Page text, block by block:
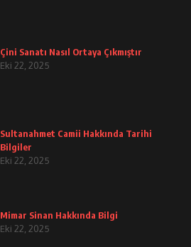
Çini Sanatı Nasıl Ortaya Çıkmıştır
Eki 22, 2025
Sultanahmet Camii Hakkında Tarihi
Bilgiler
Eki 22, 2025
Mimar Sinan Hakkında Bilgi
Eki 22, 2025